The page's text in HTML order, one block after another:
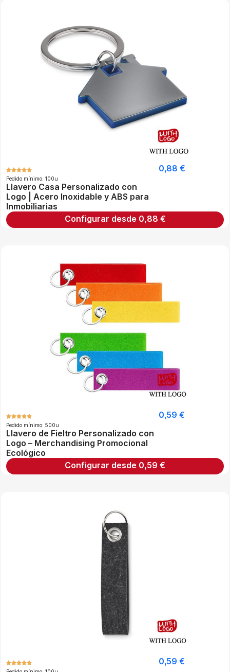
Pedido mínimo: 100u
Llavero Casa Personalizado con
Logo | Acero Inoxidable y ABS para
Inmobiliarias
0,88 €
Configurar desde 0,88 €
Pedido mínimo: 500u
Llavero de Fieltro Personalizado con
Logo – Merchandising Promocional
Ecológico
0,59 €
Configurar desde 0,59 €
0,59 €